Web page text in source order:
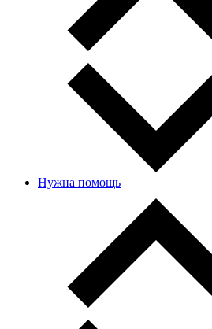
Нужна помощь